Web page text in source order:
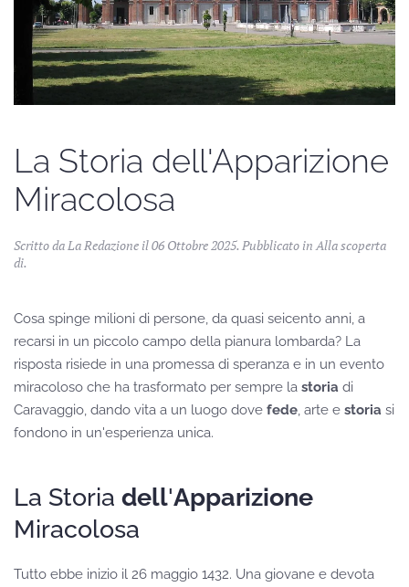
La Storia dell'Apparizione
Miracolosa
Scritto da La Redazione il06 Ottobre 2025. Pubblicato in Alla scoperta
di.
Cosa spinge milioni di persone, da quasi seicento anni, a
recarsi in un piccolo campo della pianura lombarda? La
risposta risiede in una promessa di speranza e in un evento
miracoloso che ha trasformato per sempre la storia di
Caravaggio, dando vita a un luogo dove fede , arte e storia si
fondono in un'esperienza unica.
La Storia dell'Apparizione
Miracolosa
Tutto ebbe inizio il 26 maggio 1432. Una giovane e devota